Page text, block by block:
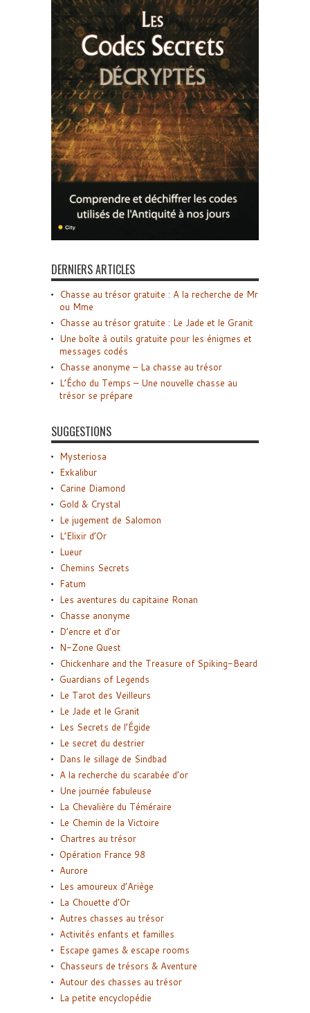
DERNIERS ARTICLES
Chasse au trésor gratuite : A la recherche de Mr
ou Mme
Chasse au trésor gratuite : Le Jade et le Granit
Une boîte à outils gratuite pour les énigmes et
messages codés
Chasse anonyme – La chasse au trésor
L’Écho du Temps – Une nouvelle chasse au
trésor se prépare
SUGGESTIONS
Mysteriosa
Exkalibur
Carine Diamond
Gold & Crystal
Le jugement de Salomon
L’Elixir d’Or
Lueur
Chemins Secrets
Fatum
Les aventures du capitaine Ronan
Chasse anonyme
D’encre et d’or
N-Zone Quest
Chickenhare and the Treasure of Spiking-Beard
Guardians of Legends
Le Tarot des Veilleurs
Le Jade et le Granit
Les Secrets de l’Égide
Le secret du destrier
Dans le sillage de Sindbad
A la recherche du scarabée d’or
Une journée fabuleuse
La Chevalière du Téméraire
Le Chemin de la Victoire
Chartres au trésor
Opération France 98
Aurore
Les amoureux d’Ariège
La Chouette d’Or
Autres chasses au trésor
Activités enfants et familles
Escape games & escape rooms
Chasseurs de trésors & Aventure
Autour des chasses au trésor
La petite encyclopédie